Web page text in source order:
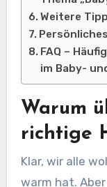
Weitere
FAQ –
im Baby-
Warum
richtige
Klar, wir alle
warm hat.